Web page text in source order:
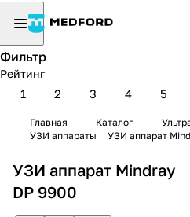
Фильтр
Рейтинг
1 2 3 4 5
Главная Каталог
УЗИ аппараты
УЗИ аппарат
УЗИ аппарат Mindray
DP 9900